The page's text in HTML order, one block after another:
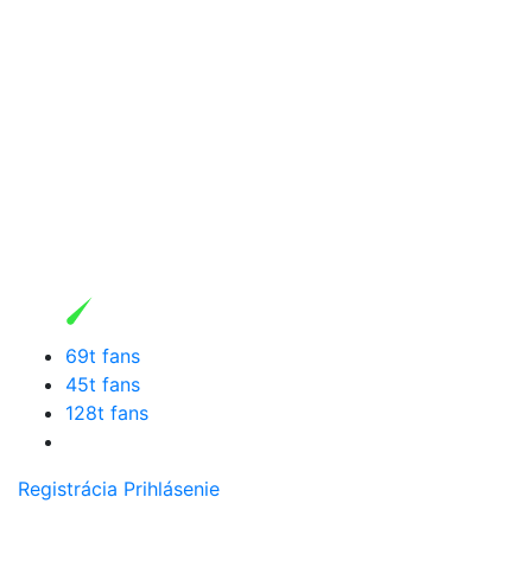
69t fans
45t fans
128t fans
Registrácia Prihlásenie